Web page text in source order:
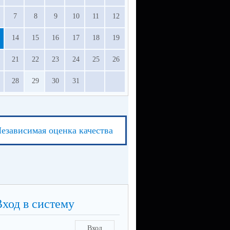
7 8 9 10 11 12
14 15 16 17 18 19
21 22 23 24 25 26
28 29 30 31
оценка качества
в систему
Вход